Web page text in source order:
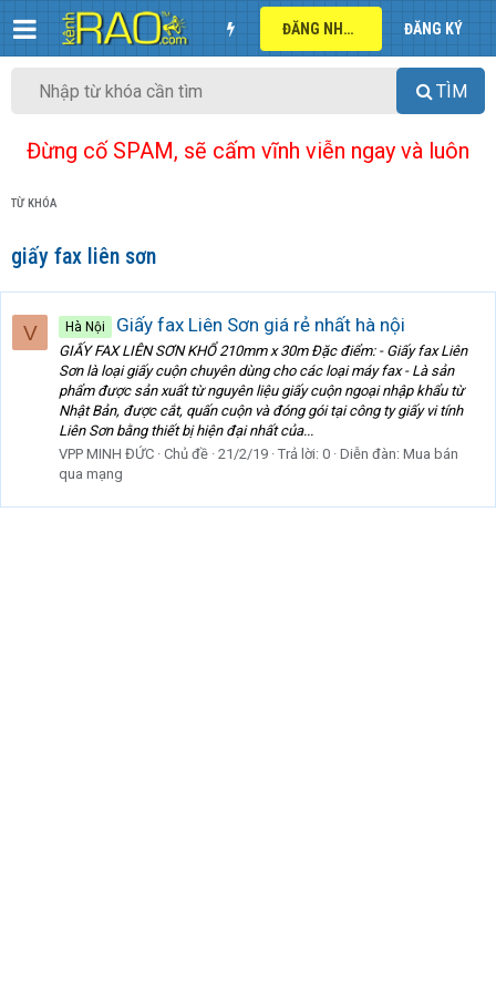
ĐĂNG NHẬP ĐĂNG KÝ
TÌM
Đừng cố SPAM, sẽ cấm vĩnh viễn ngay và luôn
TỪ KHÓA
giấy fax liên sơn
V Hà Nội Giấy fax Liên Sơn giá rẻ nhất hà nội
GIẤY FAX LIÊN SƠN KHỔ 210mm x 30m Đặc điểm: - Giấy fax Liên
Sơn là loại giấy cuộn chuyên dùng cho các loại máy fax - Là sản
phẩm được sản xuất từ nguyên liệu giấy cuộn ngoại nhập khẩu từ
Nhật Bản, được cắt, quấn cuộn và đóng gói tại công ty giấy vi tính
Liên Sơn bằng thiết bị hiện đại nhất của...
VPP MINH ĐỨC Chủ đề 21/2/19 Trả lời: 0 Diễn đàn: Mua bán
qua mạng